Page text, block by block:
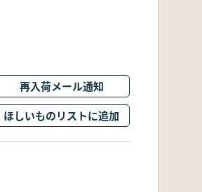
再入荷メール通知
ほしいものリストに追加